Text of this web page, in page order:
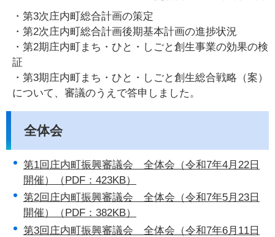
・第3次庄内町総合計画の策定
・第2次庄内町総合計画後期基本計画の進捗状況
・第2期庄内町まち・ひと・しごと創生事業の効果の検
証
・第3期庄内町まち・ひと・しごと創生総合戦略（案）
について、審議のうえで答申しました。
全体会
第1回庄内町振興審議会 全体会（令和7年4月22日
開催）（PDF：423KB）
第2回庄内町振興審議会 全体会（令和7年5月23日
開催）（PDF：382KB）
第3回庄内町振興審議会 全体会（令和7年6月11日